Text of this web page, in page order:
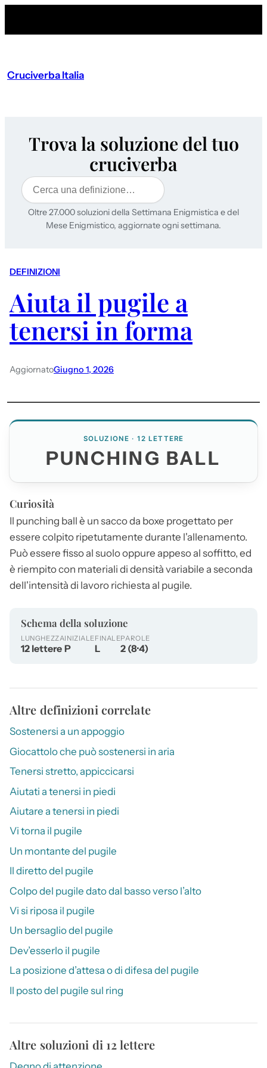
Cruciverba Italia
Trova la soluzione del tuo
cruciverba
Cerca
Oltre 27.000 soluzioni della Settimana Enigmistica e del
Mese Enigmistico, aggiornate ogni settimana.
DEFINIZIONI
Aiuta il pugile a
tenersi in forma
AggiornatoGiugno 1, 2026
SOLUZIONE · 12 LETTERE
PUNCHING BALL
Curiosità
Il punching ball è un sacco da boxe progettato per
essere colpito ripetutamente durante l'allenamento.
Può essere fisso al suolo oppure appeso al soffitto, ed
è riempito con materiali di densità variabile a seconda
dell'intensità di lavoro richiesta al pugile.
Schema della soluzione
LUNGHEZZA
12 lettere
INIZIALE
P
FINALE
L
PAROLE
2 (8·4)
Altre definizioni correlate
Sostenersi a un appoggio
Giocattolo che può sostenersi in aria
Tenersi stretto, appiccicarsi
Aiutati a tenersi in piedi
Aiutare a tenersi in piedi
Vi torna il pugile
Un montante del pugile
Il diretto del pugile
Colpo del pugile dato dal basso verso l’alto
Vi si riposa il pugile
Un bersaglio del pugile
Dev’esserlo il pugile
La posizione d’attesa o di difesa del pugile
Il posto del pugile sul ring
Altre soluzioni di 12 lettere